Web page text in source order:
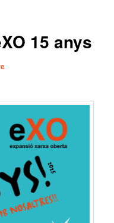
15 anys